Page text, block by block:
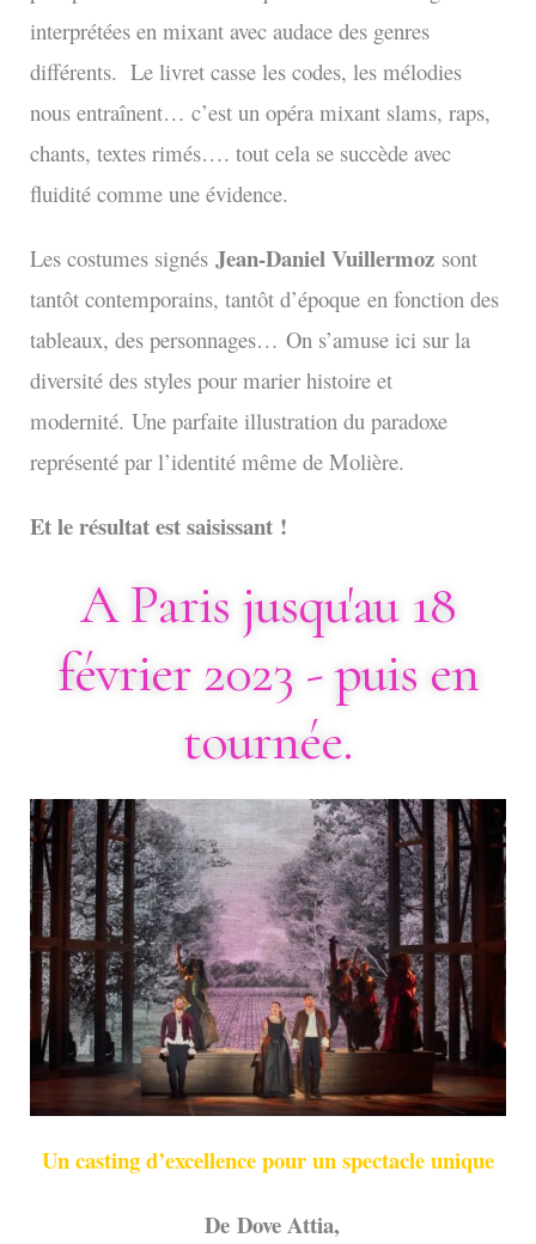
interprétées en mixant avec audace des genres
différents. Le livret casse les codes, les mélodies
nous entraînent… c’est un opéra mixant slams, raps,
chants, textes rimés…. tout cela se succède avec
fluidité comme une évidence.
Les costumes signés Jean-Daniel Vuillermoz sont
tantôt contemporains, tantôt d’époque en fonction des
tableaux, des personnages… On s’amuse ici sur la
diversité des styles pour marier histoire et
modernité. Une parfaite illustration du paradoxe
représenté par l’identité même de Molière.
Et le résultat est saisissant !
A Paris jusqu'au 18
février 2023 - puis en
tournée.
Un casting d’excellence pour un spectacle unique
De Dove Attia,